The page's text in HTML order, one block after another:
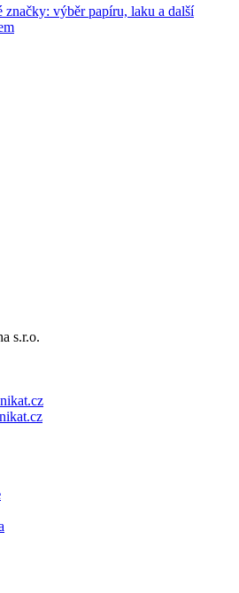
značky: výběr papíru, laku a další
s.r.o.